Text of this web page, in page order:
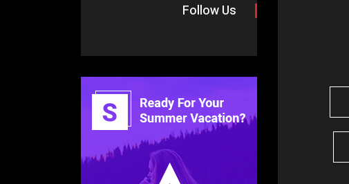
Follow Us